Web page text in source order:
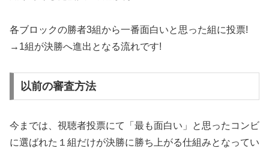
各ブロックの勝者3組から一番面白いと思った組に投票!
→1組が決勝へ進出となる流れです!
以前の審査方法
今までは、視聴者投票にて「最も面白い」と思ったコンビ
に選ばれた１組だけが決勝に勝ち上がる仕組みとなってい